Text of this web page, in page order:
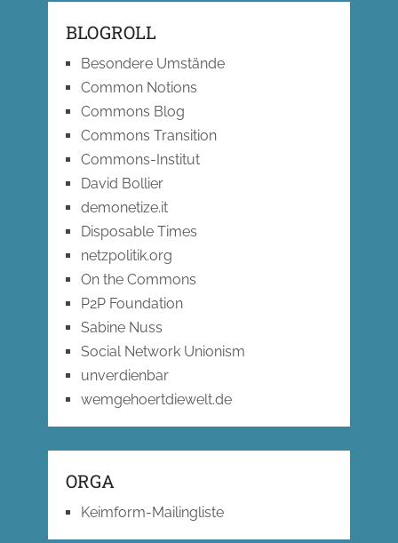
BLOGROLL
Besondere Umstände
Common Notions
Commons Blog
Commons Transition
Commons-Institut
David Bollier
demonetize.it
Disposable Times
netzpolitik.org
On the Commons
P2P Foundation
Sabine Nuss
Social Network Unionism
unverdienbar
wemgehoertdiewelt.de
ORGA
Keimform-Mailingliste